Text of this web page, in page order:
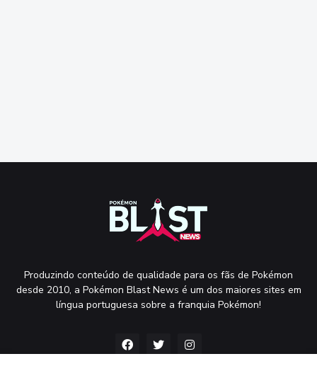
Produzindo conteúdo de qualidade para os fãs de Pokémon
desde 2010, a Pokémon Blast News é um dos maiores sites em
língua portuguesa sobre a franquia Pokémon!